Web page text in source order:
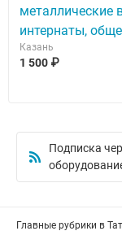
металлические
интернаты,
Казань
1 500 ₽
Подписка
Главные рубрики в